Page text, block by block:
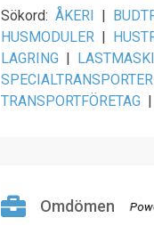
Sökord: ÅKERI |
HUSMODULER |
LAGRING |
SPECIALTRANSPORTER
TRANSPORTFÖRETAG |
Omdömen